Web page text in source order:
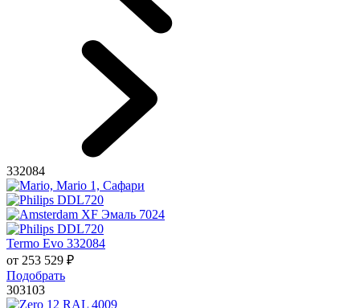
332084
Termo Evo 332084
от 253 529 ₽
Подобрать
303103